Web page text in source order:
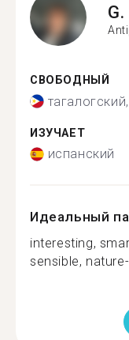
G.
СВОБОДНЫЙ
ИЗУЧАЕТ
испанский
Идеальный
interesting,
sensible,